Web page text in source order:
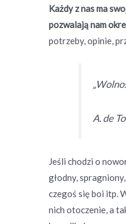
Każdy z nas ma
pozwalają nam
potrzeby, opinie,
A. de
Jeśli chodzi o
głodny,
czegoś się boi itp.
nich otoczenie, a